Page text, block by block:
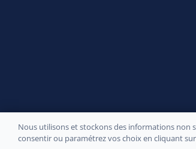
Nous utilisons et stockons des informations non
consentir ou paramétrez vos choix en cliquant sur